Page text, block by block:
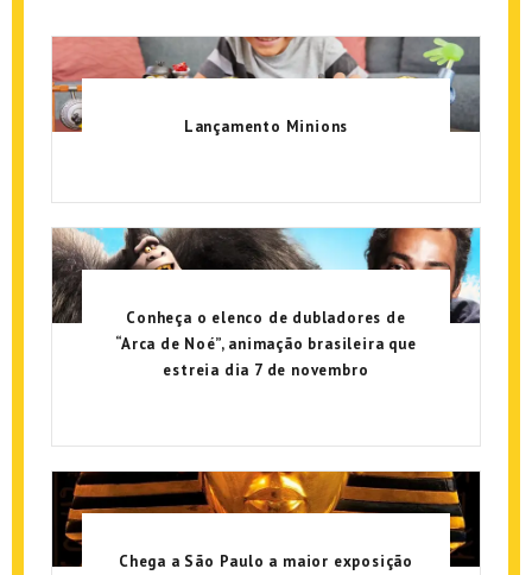
Lançamento Minions
Conheça o elenco de dubladores de
“Arca de Noé”, animação brasileira que
estreia dia 7 de novembro
Chega a São Paulo a maior exposição